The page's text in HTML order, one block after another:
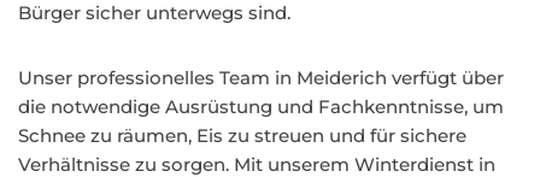
Bürger sicher unterwegs sind.
Unser professionelles Team in Meiderich verfügt über
die notwendige Ausrüstung und Fachkenntnisse, um
Schnee zu räumen, Eis zu streuen und für sichere
Verhältnisse zu sorgen. Mit unserem Winterdienst in